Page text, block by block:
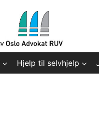
Hjelp til selvhjelp